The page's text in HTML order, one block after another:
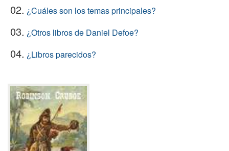
02. ¿Cuáles son los temas principales?
03. ¿Otros libros de Daniel Defoe?
04. ¿Libros parecidos?